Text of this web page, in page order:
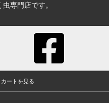
専門店です。
カートを見る